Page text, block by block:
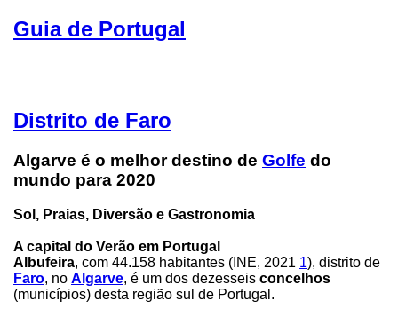
Guia de Portugal
Distrito de Faro
Algarve é o melhor destino de Golfe do
mundo para 2020
Sol, Praias, Diversão e Gastronomia
A capital do Verão em Portugal
Albufeira, com 44.158 habitantes (INE, 2021 1), distrito de
Faro, no Algarve, é um dos dezesseis concelhos
(municípios) desta região sul de Portugal.